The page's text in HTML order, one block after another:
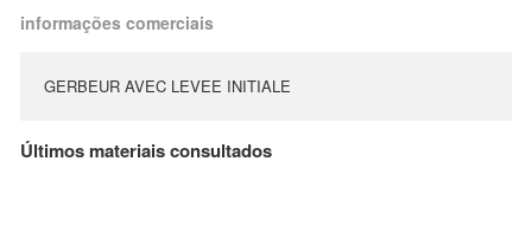
informações comerciais
GERBEUR AVEC LEVEE INITIALE
Últimos materiais consultados